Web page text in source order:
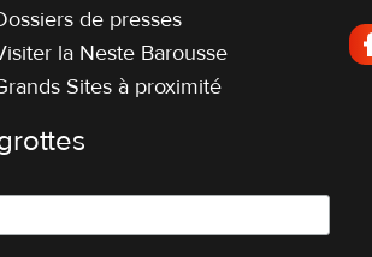
de presses
la Neste Barousse
Sites à proximité